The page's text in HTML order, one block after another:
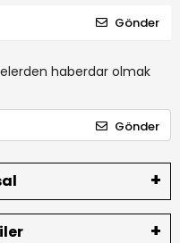
Gönder
haberdar olmak
Gönder